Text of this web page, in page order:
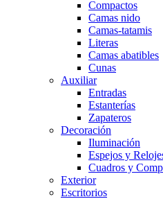
Compactos
Camas nido
Camas-tatamis
Literas
Camas abatibles
Cunas
Auxiliar
Entradas
Estanterías
Zapateros
Decoración
Iluminación
Espejos y
Cuadros y
Exterior
Escritorios